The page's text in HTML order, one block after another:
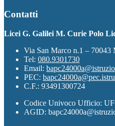
Contatti
Licei G. Galilei M. Curie Polo
Via San Marco n.1 –
Tel: 080.9301730
Email:
PEC:
C.F.: 93491300724
Codice Univoco Ufficio:
AGID: